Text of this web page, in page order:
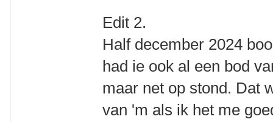
Edit 2.
Half december 2024
had ie ook al een bod
maar net op stond. Dat
van 'm als ik het me